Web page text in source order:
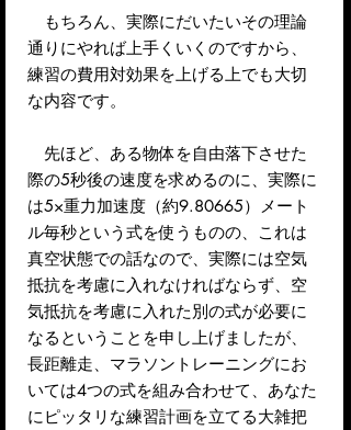
もちろん、実際にだいたいその理論
通りにやれば上手くいくのですから、
練習の費用対効果を上げる上でも大切
な内容です。
先ほど、ある物体を自由落下させた
際の5秒後の速度を求めるのに、実際に
は5×重力加速度（約9.80665）メート
ル毎秒という式を使うものの、これは
真空状態での話なので、実際には空気
抵抗を考慮に入れなければならず、空
気抵抗を考慮に入れた別の式が必要に
なるということを申し上げましたが、
長距離走、マラソントレーニングにお
いては4つの式を組み合わせて、あなた
にピッタリな練習計画を立てる大雑把